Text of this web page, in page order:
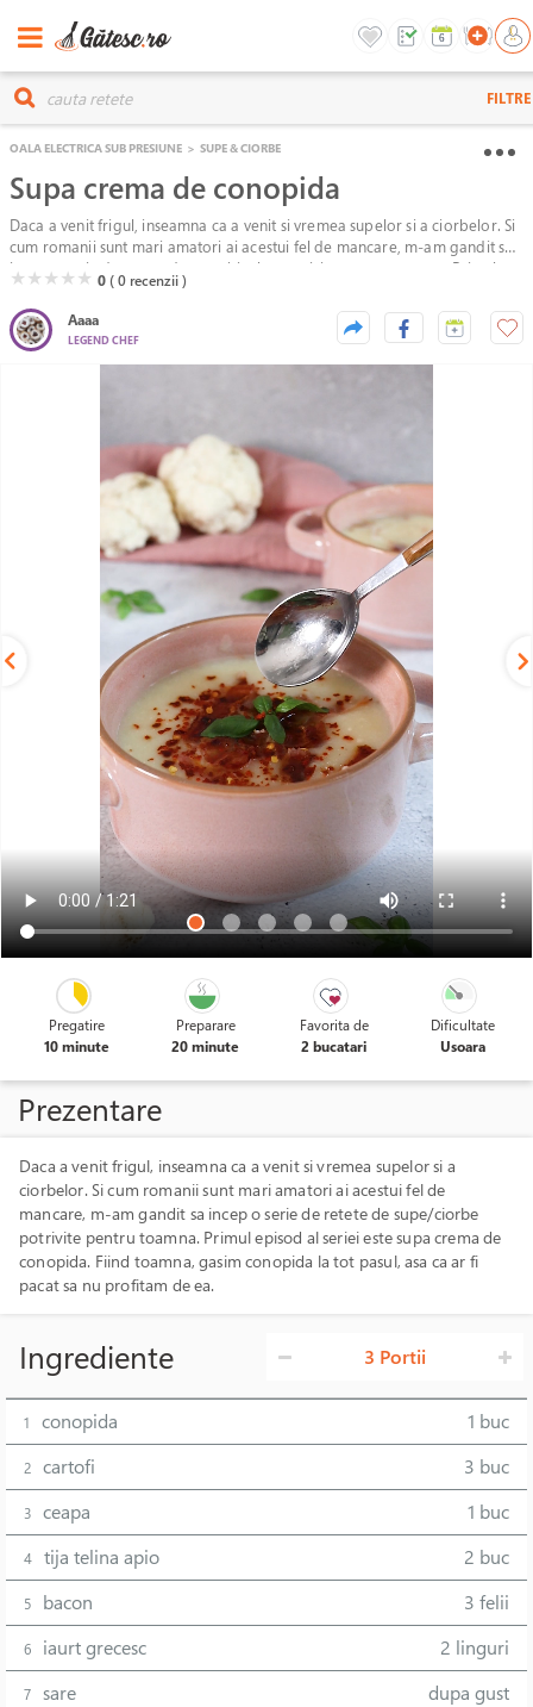
FILTRE
OALA ELECTRICA SUB PRESIUNE > SUPE & CIORBE
Supa crema de conopida
Daca a venit frigul, inseamna ca a venit si vremea supelor si a ciorbelor. Si
cum romanii sunt mari amatori ai acestui fel de mancare, m-am gandit sa
incep o serie de retete de supe/ciorbe potrivite pentru toamna. Primul
episod al seriei este supa crema de conopida. Fiind toamna, gasim
conopida la tot pasul, asa ca ar fi pacat sa nu profitam de ea.
( )
★( )
★( )
★( )
★( )
★ 0( 0 recenzii )
Aaaa
LEGEND CHEF
Pregatire
10 minute
Preparare
20 minute
Favorita de
2 bucatari
Dificultate
Usoara
Prezentare
Daca a venit frigul, inseamna ca a venit si vremea supelor si a
ciorbelor. Si cum romanii sunt mari amatori ai acestui fel de
mancare, m-am gandit sa incep o serie de retete de supe/ciorbe
potrivite pentru toamna. Primul episod al seriei este supa crema de
conopida. Fiind toamna, gasim conopida la tot pasul, asa ca ar fi
pacat sa nu profitam de ea.
Ingrediente 3 Portii
1 conopida 1 buc
2 cartofi 3 buc
3 ceapa 1 buc
4 tija telina apio 2 buc
5 bacon 3 felii
6 iaurt grecesc 2 linguri
7 sare dupa gust